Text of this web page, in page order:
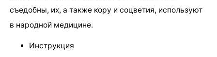
съедобны, их, а также кору и соцветия, используют
в народной медицине.
Инструкция